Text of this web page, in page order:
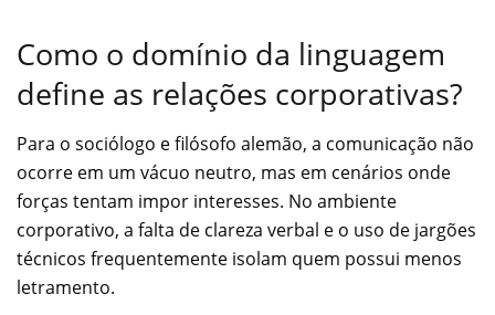
Como o domínio da linguagem
define as relações corporativas?
Para o sociólogo e filósofo alemão, a comunicação não
ocorre em um vácuo neutro, mas em cenários onde
forças tentam impor interesses. No ambiente
corporativo, a falta de clareza verbal e o uso de jargões
técnicos frequentemente isolam quem possui menos
letramento.